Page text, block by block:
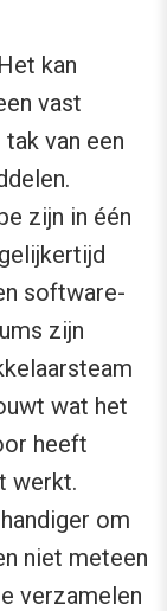
kan
vast
van een
zijn in één
software-
zijn
wat het
heeft
werkt.
om
niet meteen
verzamelen